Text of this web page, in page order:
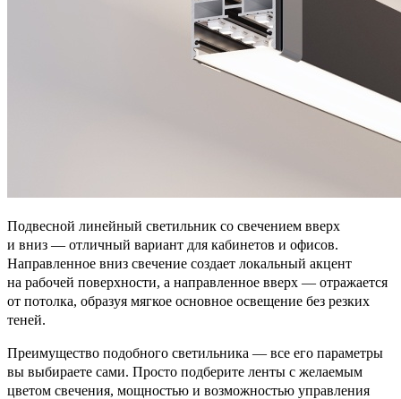
Подвесной линейный светильник со свечением вверх
и вниз — отличный вариант для кабинетов и офисов.
Направленное вниз свечение создает локальный акцент
на рабочей поверхности, а направленное вверх — отражается
от потолка, образуя мягкое основное освещение без резких
теней.
Преимущество подобного светильника — все его параметры
вы выбираете сами. Просто подберите ленты с желаемым
цветом свечения, мощностью и возможностью управления